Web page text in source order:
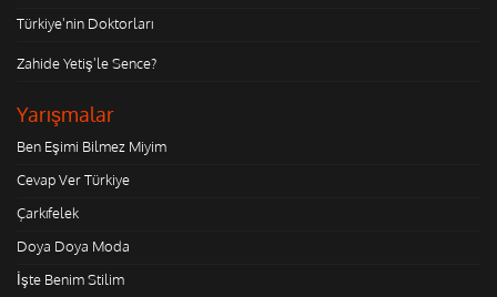
Türkiye'nin Doktorları
Zahide Yetiş'le Sence?
Yarışmalar
Ben Eşimi Bilmez Miyim
Cevap Ver Türkiye
Çarkıfelek
Doya Doya Moda
İşte Benim Stilim